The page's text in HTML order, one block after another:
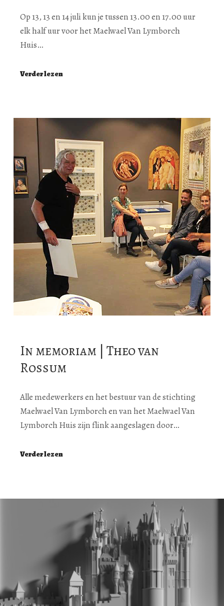
Op 13, 13 en 14 juli kun je tussen 13.00 en 17.00 uur
elk half uur voor het Maelwael Van Lymborch
Huis…
Verder lezen
In memoriam | Theo van
Rossum
Alle medewerkers en het bestuur van de stichting
Maelwael Van Lymborch en van het Maelwael Van
Lymborch Huis zijn flink aangeslagen door…
Verder lezen